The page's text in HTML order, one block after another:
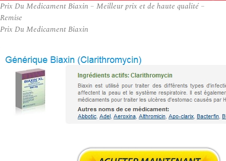
Prix Du Medicament Biaxin – Meilleur prix et de haute qualité –
Remise
Prix Du Medicament Biaxin